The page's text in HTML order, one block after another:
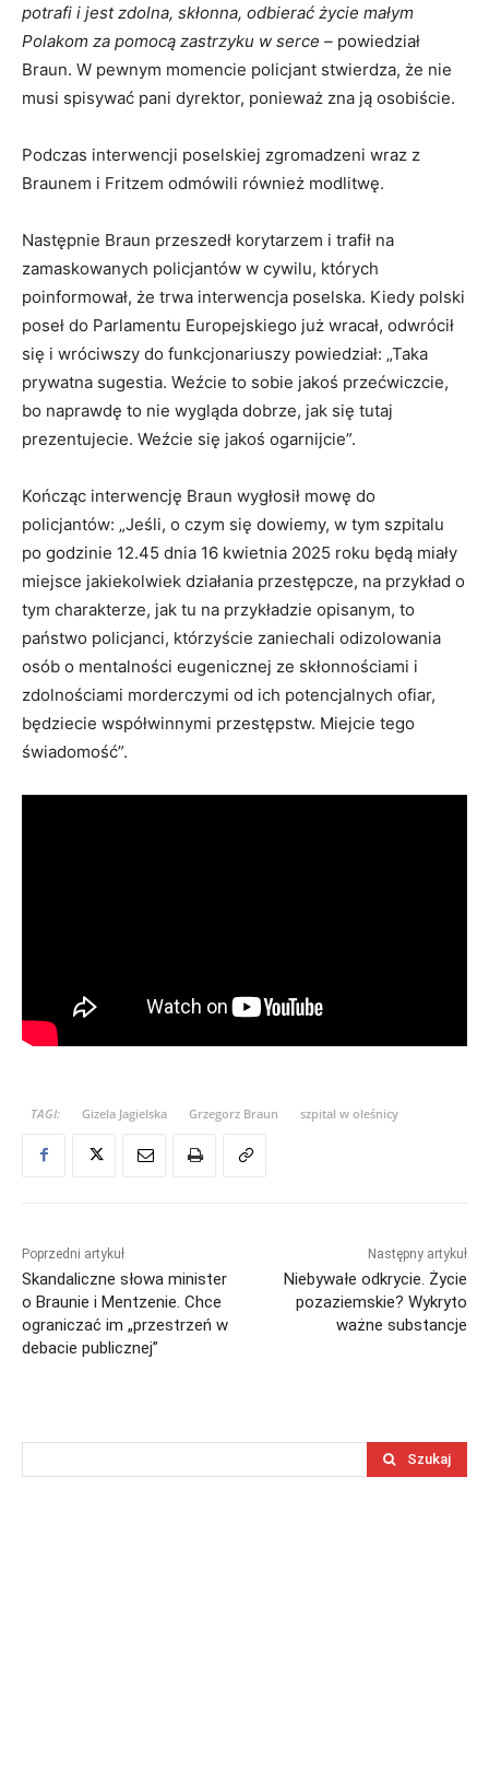
potrafi i jest zdolna, skłonna, odbierać życie małym
Polakom za pomocą zastrzyku w serce – powiedział
Braun. W pewnym momencie policjant stwierdza, że nie
musi spisywać pani dyrektor, ponieważ zna ją osobiście.
Podczas interwencji poselskiej zgromadzeni wraz z
Braunem i Fritzem odmówili również modlitwę.
Następnie Braun przeszedł korytarzem i trafił na
zamaskowanych policjantów w cywilu, których
poinformował, że trwa interwencja poselska. Kiedy polski
poseł do Parlamentu Europejskiego już wracał, odwrócił
się i wróciwszy do funkcjonariuszy powiedział: „Taka
prywatna sugestia. Weźcie to sobie jakoś przećwiczcie,
bo naprawdę to nie wygląda dobrze, jak się tutaj
prezentujecie. Weźcie się jakoś ogarnijcie”.
Kończąc interwencję Braun wygłosił mowę do
policjantów: „Jeśli, o czym się dowiemy, w tym szpitalu
po godzinie 12.45 dnia 16 kwietnia 2025 roku będą miały
miejsce jakiekolwiek działania przestępcze, na przykład o
tym charakterze, jak tu na przykładzie opisanym, to
państwo policjanci, którzyście zaniechali odizolowania
osób o mentalności eugenicznej ze skłonnościami i
zdolnościami morderczymi od ich potencjalnych ofiar,
będziecie współwinnymi przestępstw. Miejcie tego
świadomość”.
TAGI: Gizela Jagielska Grzegorz Braun szpital w oleśnicy
Poprzedni artykuł
Skandaliczne słowa minister
o Braunie i Mentzenie. Chce
ograniczać im „przestrzeń w
debacie publicznej”
Następny artykuł
Niebywałe odkrycie. Życie
pozaziemskie? Wykryto
ważne substancje
Szukaj